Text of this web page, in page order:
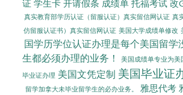
证 学生卡 开请假条 成绩单 托福考试 改
真实教育部学历认证（留服认证）真实留信网认证 真
仿留服认证书）真实留信网认证 美国大学成绩单修改
国学历学位认证办理是每个美国留学
生都必须办理的业务！
美国成绩单专业为
毕业证办理 美国文凭定制 美国毕业证
留学加拿大未毕业留学生的必办业务。
雅思代考